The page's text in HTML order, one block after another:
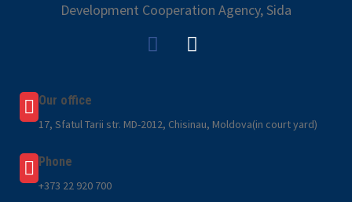
Development Cooperation Agency, Sida
Our office
17, Sfatul Tarii str. MD-2012, Chisinau, Moldova(in court yard)
Phone
+373 22 920 700